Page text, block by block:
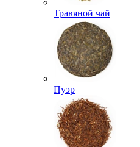
Травяной чай
Пуэр